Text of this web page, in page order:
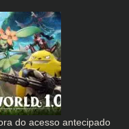
do acesso antecipado